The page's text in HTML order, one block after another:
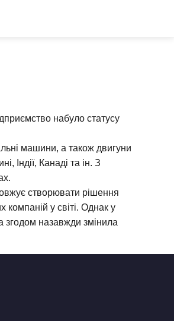
набуло статусу
машини, а також двигуни
Індії, Канаді та ін. З
створювати рішення
компаній у світі. Однак у
згодом назавжди змінила